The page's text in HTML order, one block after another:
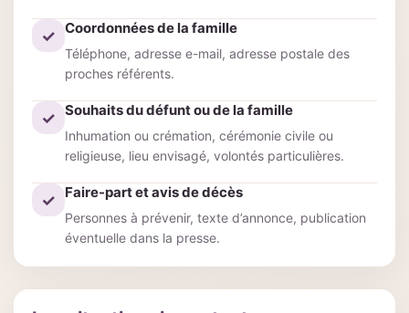
✓ Coordonnées de la famille
Téléphone, adresse e-mail, adresse postale des
proches référents.
✓ Souhaits du défunt ou de la famille
Inhumation ou crémation, cérémonie civile ou
religieuse, lieu envisagé, volontés particulières.
✓ Faire-part et avis de décès
Personnes à prévenir, texte d’annonce, publication
éventuelle dans la presse.